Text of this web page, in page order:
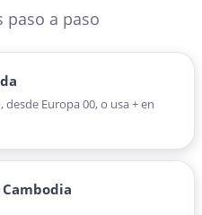
paso a paso
desde Europa 00, o usa + en